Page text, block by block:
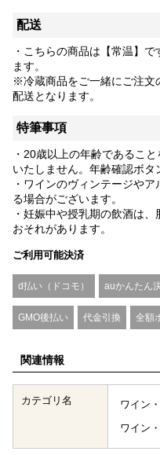
配送
・こちらの商品は【常温】
ます。
※冷蔵商品をご一緒にご注文
配送となります。
特筆事項
・20歳以上の年齢であるこ
いたしません。年齢確認ボタ
・ワインのヴィンテージや
る場合がございます。
・妊娠中や授乳期の飲酒は
おそれがあります。
ご利用可能決済
d払い（ドコモ） auかんたん
GMO後払い 代金引換 全額
関連情報
カテゴリ名 ワイン
ワイン